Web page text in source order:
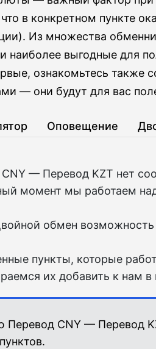
в конкретном пункте
Из множества
наиболее выгодные для
ознакомьтесь также
— они будут для вас
Оповещение
— Перевод KZT нет
момент мы работаем
обмен
пункты, которые
их добавить к нам в
Перевод CNY — Перевод